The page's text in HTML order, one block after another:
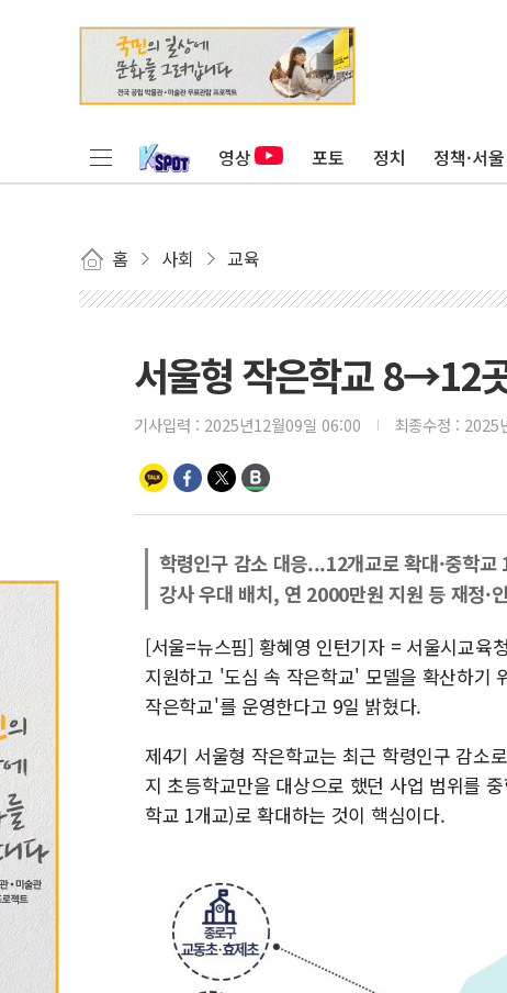
영상 포토 정치 정책·서울
홈 사회 교육
서울형 작은학교 8→12
기사입력 : 2025년12월09일 06:00 최종수정 : 2025
학령인구 감소 대응...12개교로 확대·중학교
강사 우대 배치, 연 2000만원 지원 등 재정·
[서울=뉴스핌] 황혜영 인턴기자 = 서울시교육
지원하고 '도심 속 작은학교' 모델을 확산하기
작은학교'를 운영한다고 9일 밝혔다.
제4기 서울형 작은학교는 최근 학령인구 감소
지 초등학교만을 대상으로 했던 사업 범위를
학교 1개교)로 확대하는 것이 핵심이다.​